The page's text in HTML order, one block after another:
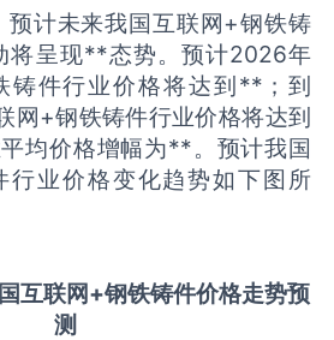
预计未来我国互联网+钢铁铸
将呈现**态势。预计2026年
铸件行业价格将达到**；到
网+钢铁铸件行业价格将达到
均价格增幅为**。预计我国
行业价格变化趋势如下图所
互联网+钢铁铸件价格走势预
测